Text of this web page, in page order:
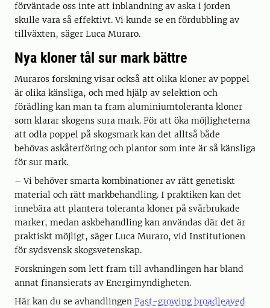
förväntade oss inte att inblandning av aska i jorden
skulle vara så effektivt. Vi kunde se en fördubbling av
tillväxten, säger Luca Muraro.
Nya kloner tål sur mark bättre
Muraros forskning visar också att olika kloner av poppel
är olika känsliga, och med hjälp av selektion och
förädling kan man ta fram aluminiumtoleranta kloner
som klarar skogens sura mark. För att öka möjligheterna
att odla poppel på skogsmark kan det alltså både
behövas askåterföring och plantor som inte är så känsliga
för sur mark.
– Vi behöver smarta kombinationer av rätt genetiskt
material och rätt markbehandling. I praktiken kan det
innebära att plantera toleranta kloner på svårbrukade
marker, medan askbehandling kan användas där det är
praktiskt möjligt, säger Luca Muraro, vid Institutionen
för sydsvensk skogsvetenskap.
Forskningen som lett fram till avhandlingen har bland
annat finansierats av Energimyndigheten.
Här kan du se avhandlingen Fast-growing broadleaved